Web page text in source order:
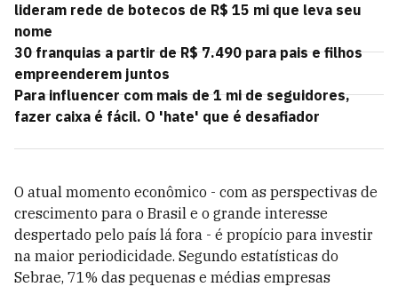
lideram rede de botecos de R$ 15 mi que leva seu
nome
30 franquias a partir de R$ 7.490 para pais e filhos
empreenderem juntos
Para influencer com mais de 1 mi de seguidores,
fazer caixa é fácil. O 'hate' que é desafiador
O atual momento econômico - com as perspectivas de
crescimento para o Brasil e o grande interesse
despertado pelo país lá fora - é propício para investir
na maior periodicidade. Segundo estatísticas do
Sebrae, 71% das pequenas e médias empresas